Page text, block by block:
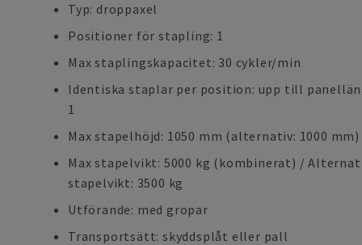
Typ: droppaxel
Positioner för stapling: 1
Max staplingskapacitet: 30 cykler/min
Identiska staplar per position: upp till
1
Max stapelhöjd: 1050 mm (alternativ: 1000 mm)
Max stapelvikt: 5000 kg (kombinerat) /
stapelvikt: 3500 kg
Utförande: med gropar
Transportsätt: skyddsplåt eller pall